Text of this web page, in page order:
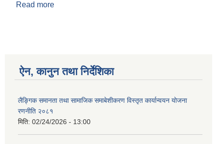
Read more
ऐन, कानुन तथा निर्देशिका
लैङ्गिक समानता तथा सामाजिक समाबेशीकरण विस्तृत कार्यान्वयन योजना
रणनीति २०८१
मिति: 02/24/2026 - 13:00